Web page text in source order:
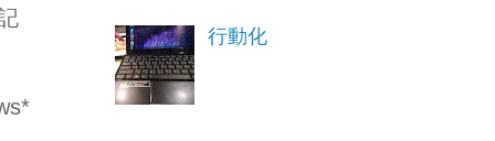
行動化